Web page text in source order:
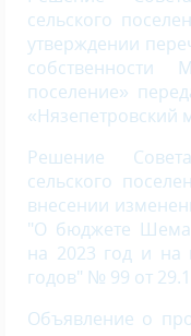
сельского
утверждении
собственности
поселение»
«Нязепетровский
Решение
сельского
внесении
"О бюджете
на 2023 год и на
годов" № 99 от
Объявление о